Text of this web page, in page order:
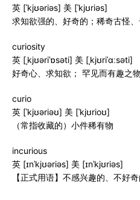
英 [ˈkjʊəriəs] 美 [ˈkjʊriəs]
求知欲强的、好奇的；稀奇古怪
curiosity
英 [ˌkjʊəriˈɒsəti] 美 [ˌkjʊriˈɑːsəti]
好奇心、求知欲； 罕见而有趣之
curio
英 [ˈkjʊəriəʊ] 美 [ˈkjʊrioʊ]
（常指收藏的）小件稀有物
incurious
英 [ɪnˈkjʊəriəs] 美 [ɪnˈkjʊriəs]
【正式用语】不感兴趣的、不好